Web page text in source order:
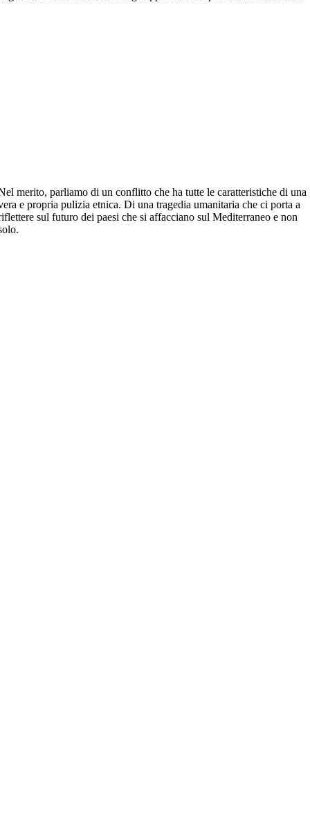
merito, parliamo di un conflitto che ha tutte le caratteristiche di una
e propria pulizia etnica. Di una tragedia umanitaria che ci porta a
sul futuro dei paesi che si affacciano sul Mediterraneo e non